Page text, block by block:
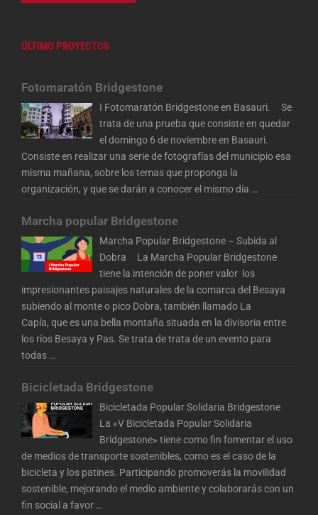
ÚLTIMO PROYECTOS
Fotomaratón Bridgestone
I Fotomaratón Bridgestone en Basauri. Se
trata de una prueba que consiste en quedar
el domingo 6 de noviembre en Basauri.
Consiste en realizar una serie de fotografías del municipio esa
misma mañana, sobre los temas que proponga la
organización, y que se darán a conocer el mismo día …
Marcha popular Bridgestone
Marcha Popular Bridgestone – Subida al
Dobra La Marcha Popular Bridgestone
tiene la intención de poner valor los
impresionantes paisajes naturales de la comarca del Besaya
subiendo al monte o pico Dobra, también llamado La
Capía, que es una bella montaña situada en la divisoria entre
los ríos Besaya y Pas. Se trata de trata de un evento para
todas …
Bicicletada Bridgestone
Bicicletada Popular Solidaria Bridgestone
La «V Bicicletada Popular Solidaria
Bridgestone» tiene como fin fomentar el uso
de medios de transporte sostenibles, como es el caso de la
bicicleta y los patines. Participando promoverás la movilidad
sostenible, mejorando el medio ambiente y colaborarás con un
fin social a favor …